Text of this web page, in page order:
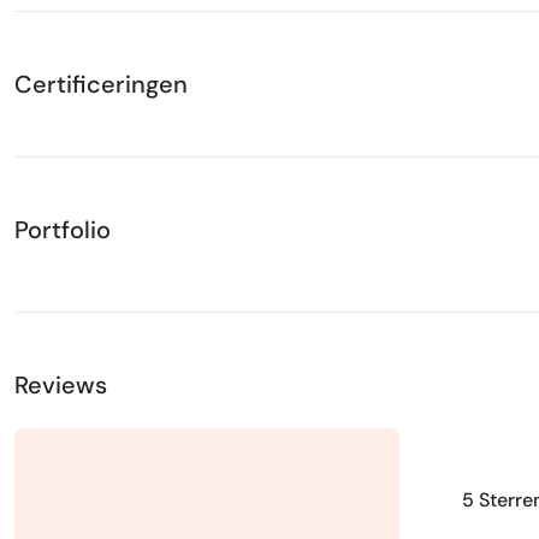
Certificeringen
Portfolio
Reviews
5